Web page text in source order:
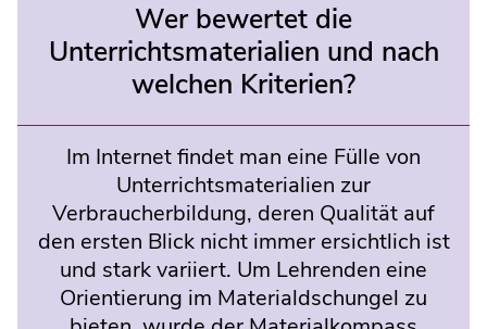
Wer bewertet die
Unterrichtsmaterialien und nach
welchen Kriterien?
Im Internet findet man eine Fülle von
Unterrichtsmaterialien zur
Verbraucherbildung, deren Qualität auf
den ersten Blick nicht immer ersichtlich ist
und stark variiert. Um Lehrenden eine
Orientierung im Materialdschungel zu